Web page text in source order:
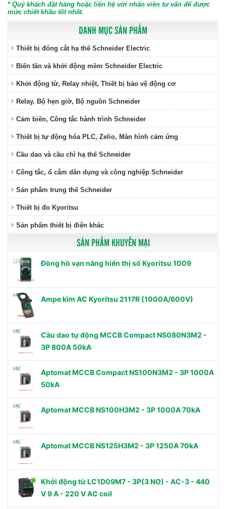
DANH MỤC SẢN PHẨM
Thiết bị đóng cắt hạ thế Schneider Electric
Biến tần và khởi động mềm Schneider Electric
Khởi động từ, Relay nhiệt, Thiết bị bảo vệ động cơ
Relay, Bộ hẹn giờ, Bộ nguồn Schneider
Cảm biến, Công tắc hành trình Schneider
Thiết bị tự động hóa PLC, Zelio, Màn hình cảm ứng
Cầu dao và cầu chì hạ thế Schneider
Công tắc, ổ cắm dân dụng và công nghiệp Schneider
Sản phẩm trung thế Schneider
Thiết bị đo Kyoritsu
Sản phẩm thiết bị điện khác
SẢN PHẨM KHUYẾN MẠI
Đồng hồ vạn năng hiển thị số Kyoritsu 1009
Ampe kìm AC Kyoritsu 2117R (1000A/600V)
Cầu dao tự động MCCB Compact NS080N3M2 -
3P 800A 50kA
Aptomat MCCB Compact NS100N3M2 - 3P 1000A
50kA
Aptomat MCCB NS100H3M2 - 3P 1000A 70kA
Aptomat MCCB NS125H3M2 - 3P 1250A 70kA
Khởi động từ LC1D09M7 - 3P(3 NO) - AC-3 - 440
V 9 A - 220 V AC coil
* Quý khách đặt hàng hoặc liên hệ với nhân viên tư vấn để được
mức chiết khấu tốt nhất.